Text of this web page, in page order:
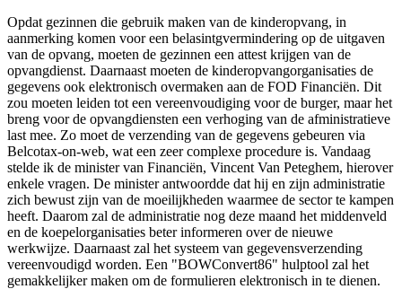
Opdat gezinnen die gebruik maken van de kinderopvang, in
aanmerking komen voor een belasintgvermindering op de uitgaven
van de opvang, moeten de gezinnen een attest krijgen van de
opvangdienst. Daarnaast moeten de kinderopvangorganisaties de
gegevens ook elektronisch overmaken aan de FOD Financiën. Dit
zou moeten leiden tot een vereenvoudiging voor de burger, maar het
breng voor de opvangdiensten een verhoging van de afministratieve
last mee. Zo moet de verzending van de gegevens gebeuren via
Belcotax-on-web, wat een zeer complexe procedure is. Vandaag
stelde ik de minister van Financiën, Vincent Van Peteghem, hierover
enkele vragen. De minister antwoordde dat hij en zijn administratie
zich bewust zijn van de moeilijkheden waarmee de sector te kampen
heeft. Daarom zal de administratie nog deze maand het middenveld
en de koepelorganisaties beter informeren over de nieuwe
werkwijze. Daarnaast zal het systeem van gegevensverzending
vereenvoudigd worden. Een "BOWConvert86" hulptool zal het
gemakkelijker maken om de formulieren elektronisch in te dienen.